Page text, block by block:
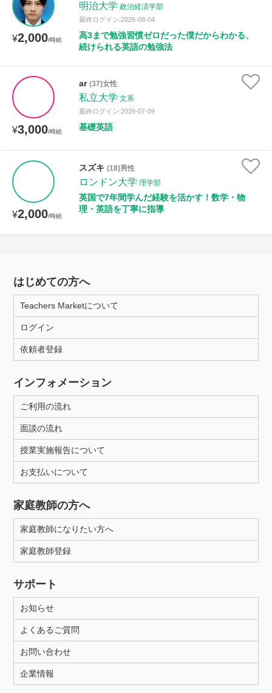
¥2,000/時給
明治大学 政治経済学部
最終ログイン:2026-08-04
高3まで勉強習慣ゼロだった僕だからわかる、
続けられる英語の勉強法
¥3,000/時給
ar (37)女性
私立大学 文系
最終ログイン:2026-07-09
基礎英語
¥2,000/時給
スズキ (18)男性
ロンドン大学 理学部
英国で7年間学んだ経験を活かす！数学・物
理・英語を丁寧に指導
はじめての方へ
Teachers Marketについて
ログイン
依頼者登録
インフォメーション
ご利用の流れ
面談の流れ
授業実施報告について
お支払いについて
家庭教師の方へ
家庭教師になりたい方へ
家庭教師登録
サポート
お知らせ
よくあるご質問
お問い合わせ
企業情報